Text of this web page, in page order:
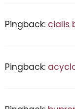
Pingback: cialis
Pingback: